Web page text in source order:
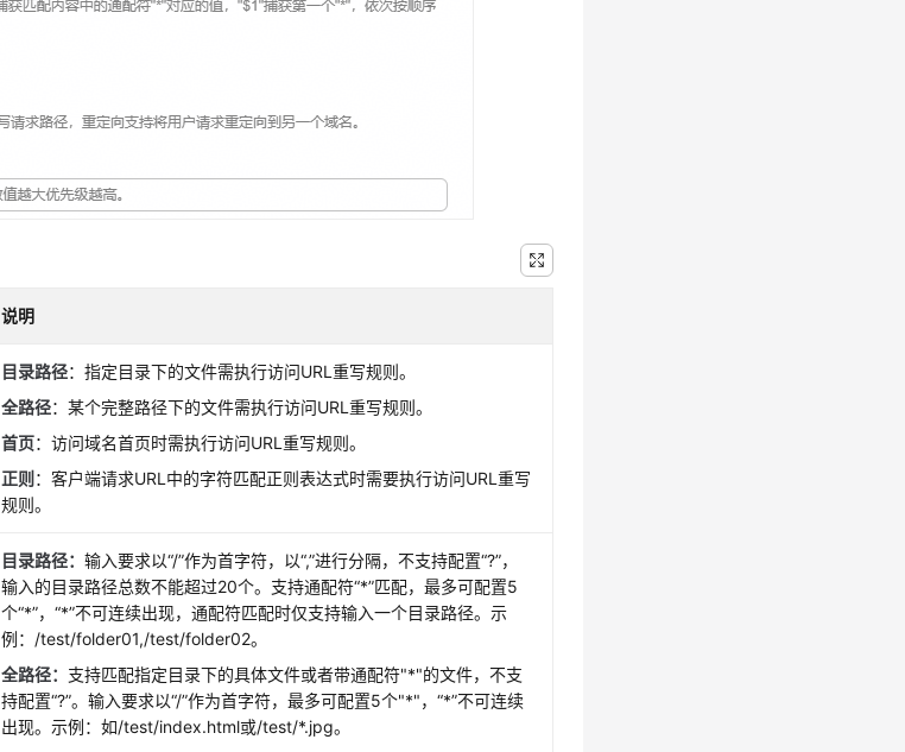
说明
目录路径：指定目录下的文件需执行访问URL重写规则。
全路径：某个完整路径下的文件需执行访问URL重写规则。
首页：访问域名首页时需执行访问URL重写规则。
正则 ：客户端请求URL中的字符匹配正则表达式时需要执行访问URL重写
规则。
目录路径：输入要求以“/”作为首字符，以“,”进行分隔，不支持配置“?”，
输入的目录路径总数不能超过20个。支持通配符“*”匹配，最多可配置5
个“*”，“*”不可连续出现，通配符匹配时仅支持输入一个目录路径。示
例：/test/folder01,/test/folder02。
全路径： 支持匹配指定目录下的具体文件或者带通配符"*"的文件，不支
持配置“?”。输入要求以“/”作为首字符，最多可配置5个"*"，“*”不可连续
出现。示例：如/test/index.html或/test/*.jpg。